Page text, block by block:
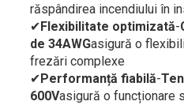
răspândirea incendiului în
✔Flexibilitate optimizată-
de 34AWGasigură o
frezări complexe
✔Performanță fiabilă-
600Vasigură o funcționare